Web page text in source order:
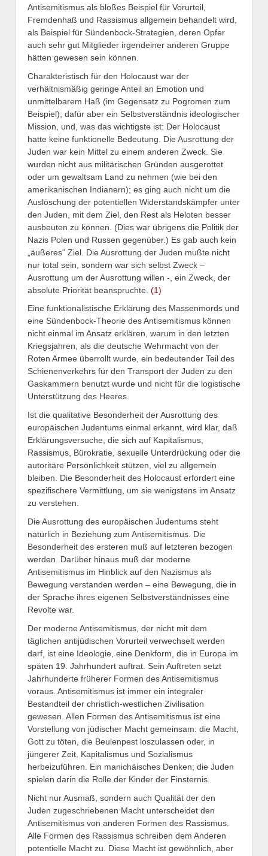
Antisemitismus als bloßes Beispiel für Vorurteil,
Fremdenhaß und Rassismus allgemein behandelt wird,
als Beispiel für Sündenbock-Strategien, deren Opfer
auch sehr gut Mitglieder irgendeiner anderen Gruppe
hätten gewesen sein können.
Charakteristisch für den Holocaust war der
verhältnismäßig geringe Anteil an Emotion und
unmittelbarem Haß (im Gegensatz zu Pogromen zum
Beispiel); dafür aber ein Selbstverständnis ideologischer
Mission, und, was das wichtigste ist: Der Holocaust
hatte keine funktionelle Bedeutung. Die Ausrottung der
Juden war kein Mittel zu einem anderen Zweck. Sie
wurden nicht aus militärischen Gründen ausgerottet
oder um gewaltsam Land zu nehmen (wie bei den
amerikanischen Indianern); es ging auch nicht um die
Auslöschung der potentiellen Widerstandskämpfer unter
den Juden, mit dem Ziel, den Rest als Heloten besser
ausbeuten zu können. (Dies war übrigens die Politik der
Nazis Polen und Russen gegenüber.) Es gab auch kein
„äußeres“ Ziel. Die Ausrottung der Juden mußte nicht
nur total sein, sondern war sich selbst Zweck –
Ausrottung um der Ausrottung willen -, ein Zweck, der
absolute Priorität beanspruchte. (1)
Eine funktionalistische Erklärung des Massenmords und
eine Sündenbock-Theorie des Antisemitismus können
nicht einmal im Ansatz erklären, warum in den letzten
Kriegsjahren, als die deutsche Wehrmacht von der
Roten Armee überrollt wurde, ein bedeutender Teil des
Schienenverkehrs für den Transport der Juden zu den
Gaskammern benutzt wurde und nicht für die logistische
Unterstützung des Heeres.
Ist die qualitative Besonderheit der Ausrottung des
europäischen Judentums einmal erkannt, wird klar, daß
Erklärungsversuche, die sich auf Kapitalismus,
Rassismus, Bürokratie, sexuelle Unterdrückung oder die
autoritäre Persönlichkeit stützen, viel zu allgemein
bleiben. Die Besonderheit des Holocaust erfordert eine
spezifischere Vermittlung, um sie wenigstens im Ansatz
zu verstehen.
Die Ausrottung des europäischen Judentums steht
natürlich in Beziehung zum Antisemitismus. Die
Besonderheit des ersteren muß auf letzteren bezogen
werden. Darüber hinaus muß der moderne
Antisemitismus im Hinblick auf den Nazismus als
Bewegung verstanden werden – eine Bewegung, die in
der Sprache ihres eigenen Selbstverständnisses eine
Revolte war.
Der moderne Antisemitismus, der nicht mit dem
täglichen antijüdischen Vorurteil verwechselt werden
darf, ist eine Ideologie, eine Denkform, die in Europa im
späten 19. Jahrhundert auftrat. Sein Auftreten setzt
Jahrhunderte früherer Formen des Antisemitismus
voraus. Antisemitismus ist immer ein integraler
Bestandteil der christlich-westlichen Zivilisation
gewesen. Allen Formen des Antisemitismus ist eine
Vorstellung von jüdischer Macht gemeinsam: die Macht,
Gott zu töten, die Beulenpest loszulassen oder, in
jüngerer Zeit, Kapitalismus und Sozialismus
herbeizuführen. Ein manichäisches Denken; die Juden
spielen darin die Rolle der Kinder der Finsternis.
Nicht nur Ausmaß, sondern auch Qualität der den
Juden zugeschriebenen Macht unterscheidet den
Antisemitismus von anderen Formen des Rassismus.
Alle Formen des Rassismus schreiben dem Anderen
potentielle Macht zu. Diese Macht ist gewöhnlich, aber